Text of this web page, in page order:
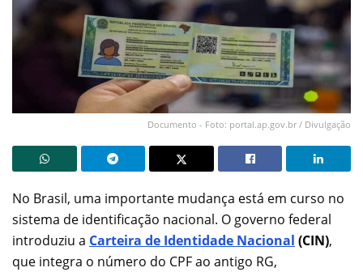
Documento - Foto: portal.ap.gov.br / Divulgação
No Brasil, uma importante mudança está em curso no
sistema de identificação nacional. O governo federal
introduziu a Carteira de Identidade Nacional (CIN),
que integra o número do CPF ao antigo RG,